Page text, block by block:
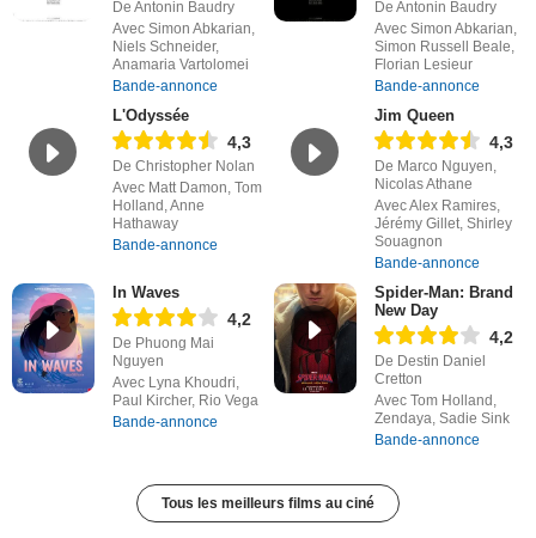
De Antonin Baudry
Avec Simon Abkarian,
Niels Schneider,
Anamaria Vartolomei
Bande-annonce
De Antonin Baudry
Avec Simon Abkarian,
Simon Russell Beale,
Florian Lesieur
Bande-annonce
L'Odyssée
4,3
De Christopher Nolan
Avec Matt Damon, Tom
Holland, Anne
Hathaway
Bande-annonce
Jim Queen
4,3
De Marco Nguyen,
Nicolas Athane
Avec Alex Ramires,
Jérémy Gillet, Shirley
Souagnon
Bande-annonce
In Waves
4,2
De Phuong Mai
Nguyen
Avec Lyna Khoudri,
Paul Kircher, Rio Vega
Bande-annonce
Spider-Man: Brand
New Day
4,2
De Destin Daniel
Cretton
Avec Tom Holland,
Zendaya, Sadie Sink
Bande-annonce
Tous les meilleurs films au ciné